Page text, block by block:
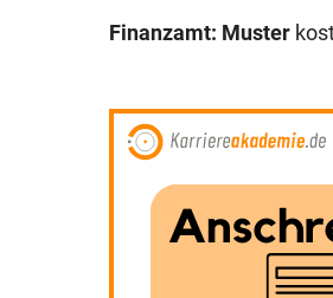
Finanzamt: Muster